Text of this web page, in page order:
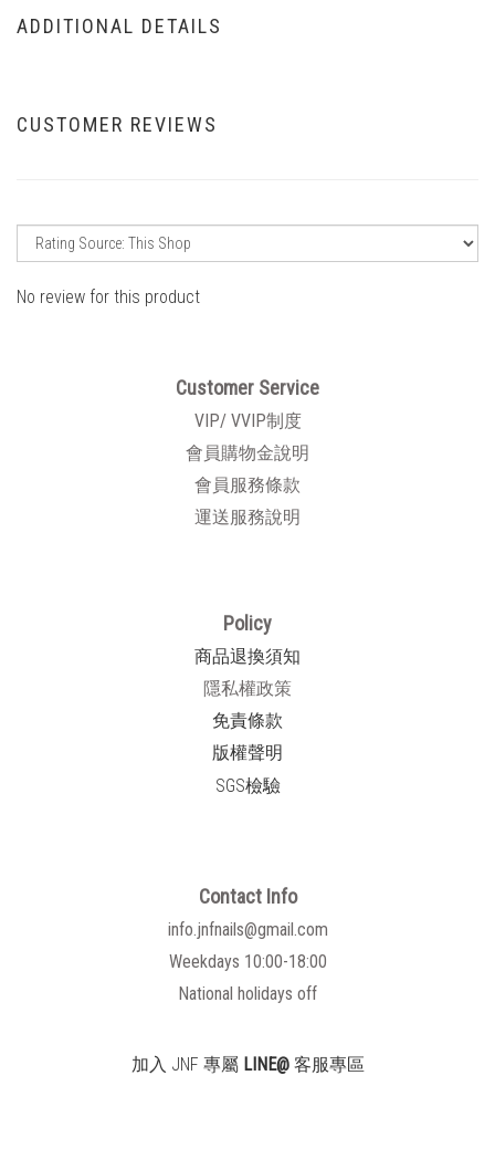
ADDITIONAL DETAILS
CUSTOMER REVIEWS
No review for this product
Customer Service
VIP/ VVIP制度
會員購物金說明
會員服務條款
運送服務說明
Policy
商品退換須知
隱私權政策
免責條款
版權聲明
SGS檢驗
Contact Info
info.jnfnails@gmail.com
Weekdays 10:00-18:00
National holidays off
加入 JNF 專屬 LINE@ 客服專區